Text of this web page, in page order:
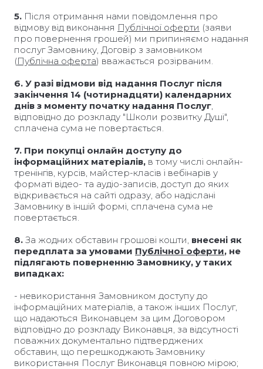
5. Після отримання нами повідомлення про
відмову від виконання Публічної оферти (заяви
про повернення грошей) ми припиняємо надання
послуг Замовнику, Договір з замовником
(Публічна оферта) вважається розірваним.
6. У разі відмови від надання Послуг після
закінчення 14 (чотирнадцяти) календарних
днів з моменту початку надання Послуг,
відповідно до розкладу "Школи розвитку Душі",
сплачена сума не повертається.
7. При покупці онлайн доступу до
інформаційних матеріалів, в тому числі онлайн-
тренінгів, курсів, майстер-класів і вебінарів у
форматі відео- та аудіо-записів, доступ до яких
відкривається на сайті одразу, або надіслані
Замовнику в іншій формі, сплачена сума не
повертається.
8. За жодних обставин грошові кошти, внесені як
передплата за умовами Публічної оферти, не
підлягають поверненню Замовнику, у таких
випадках:
- невикористання Замовником доступу до
інформаційних матеріалів, а також інших Послуг,
що надаються Виконавцем за цим Договором
відповідно до розкладу Виконавця, за відсутності
поважних документально підтверджених
обставин, що перешкоджають Замовнику
використання Послуг Виконавця повною мірою;